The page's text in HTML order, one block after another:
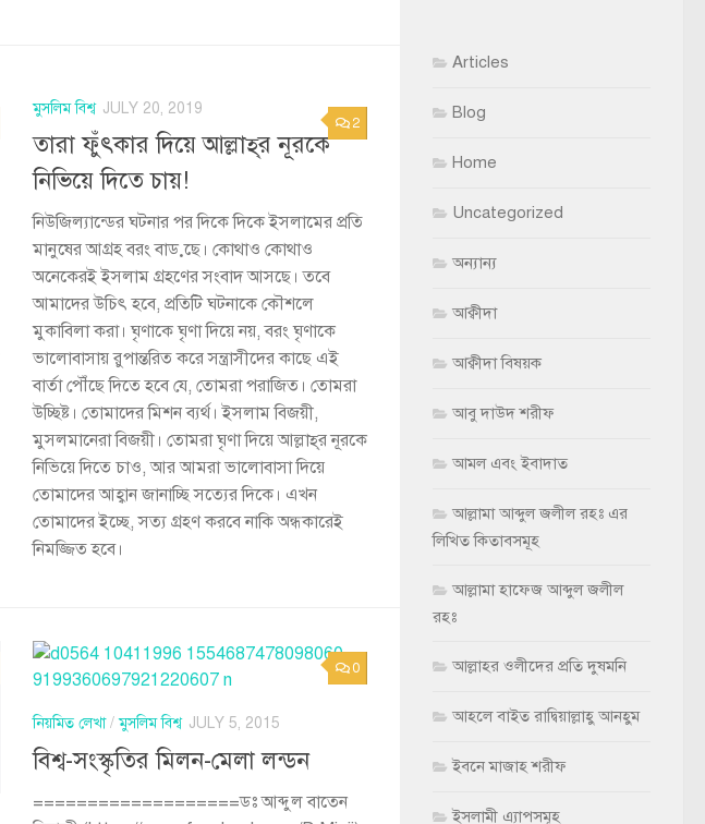
2
মুসলিম বিশ্ব JULY 20, 2019
তারা ফুঁৎকার দিয়ে আল্লাহ্‌র নূরকে
নিভিয়ে দিতে চায়!
নিউজিল্যান্ডের ঘটনার পর দিকে দিকে ইসলামের প্রতি
মানুষের আগ্রহ বরং বাড়ছে। কোথাও কোথাও
অনেকেরই ইসলাম গ্রহণের সংবাদ আসছে। তবে
আমাদের উচিৎ হবে, প্রতিটি ঘটনাকে কৌশলে
মুকাবিলা করা। ঘৃণাকে ঘৃণা দিয়ে নয়, বরং ঘৃণাকে
ভালোবাসায় রুপান্তরিত করে সন্ত্রাসীদের কাছে এই
বার্তা পৌঁছে দিতে হবে যে, তোমরা পরাজিত। তোমরা
উচ্ছিষ্ট। তোমাদের মিশন ব্যর্থ। ইসলাম বিজয়ী,
মুসলমানেরা বিজয়ী। তোমরা ঘৃণা দিয়ে আল্লাহ্‌র নূরকে
নিভিয়ে দিতে চাও, আর আমরা ভালোবাসা দিয়ে
তোমাদের আহ্বান জানাচ্ছি সত্যের দিকে। এখন
তোমাদের ইচ্ছে, সত্য গ্রহণ করবে নাকি অন্ধকারেই
নিমজ্জিত হবে।
0
নিয়মিত লেখা/মুসলিম বিশ্ব JULY 5, 2015
বিশ্ব-সংস্কৃতির মিলন-মেলা লন্ডন
===================ডঃ আব্দুল বাতেন
Articles
Blog
Home
Uncategorized
অন্যান্য
আক্বীদা
আক্বীদা বিষয়ক
আবু দাউদ শরীফ
আমল এবং ইবাদাত
আল্লামা আব্দুল জলীল রহঃ এর
লিখিত কিতাবসমূহ
আল্লামা হাফেজ আব্দুল জলীল
রহঃ
আল্লাহর ওলীদের প্রতি দুষমনি
আহলে বাইত রাদ্বিয়াল্লাহু আনহুম
ইবনে মাজাহ শরীফ
ইসলামী এ্যাপসমূহ